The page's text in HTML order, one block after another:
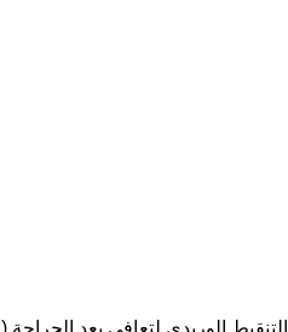
التنقيط الوريدي لتعافي بعد الجراحة (SRHD)